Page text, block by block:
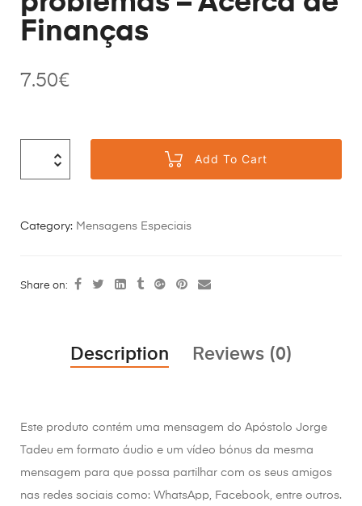
Finanças
7.50€
Add To Cart
Category: Mensagens Especiais
Share on:
Description Reviews (0)
Este produto contém uma mensagem do Apóstolo Jorge
Tadeu em formato áudio e um vídeo bónus da mesma
mensagem para que possa partilhar com os seus amigos
nas redes sociais como: WhatsApp, Facebook, entre outros.